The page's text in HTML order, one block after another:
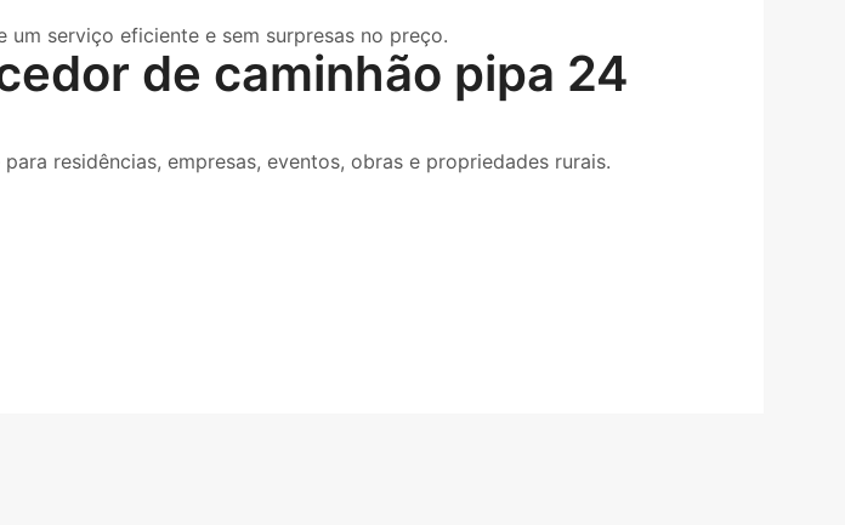
serviço eficiente e sem surpresas no preço.
de caminhão pipa 24
residências, empresas, eventos, obras e propriedades rurais.